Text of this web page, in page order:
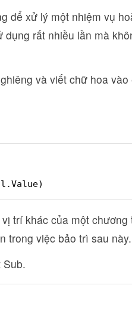
để xử lý một nhiệm vụ
rất nhiều lần mà
và viết chữ hoa
trí khác của một
trong việc bảo trì sau này.
Sub.